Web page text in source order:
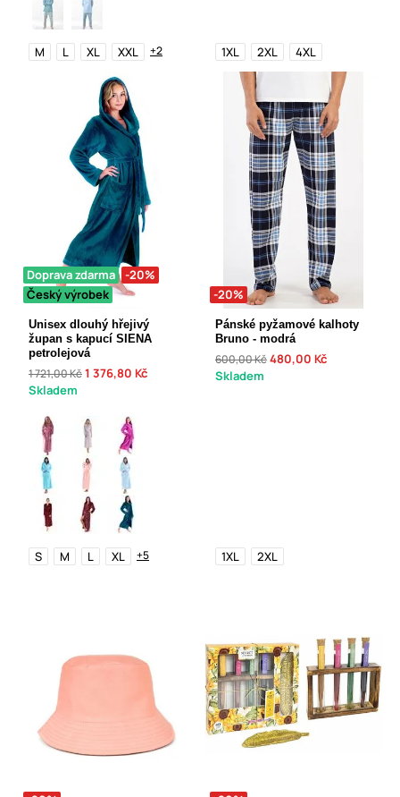
M L XL XXL +2 1XL 2XL 4XL
Doprava zdarma
-20%
Český výrobek
Unisex dlouhý hřejivý
župan s kapucí SIENA
petrolejová
1 721,00 Kč1 376,80 Kč
Skladem
S M L XL +5
-20%
Pánské pyžamové kalhoty
Bruno - modrá
600,00 Kč480,00 Kč
Skladem
1XL 2XL